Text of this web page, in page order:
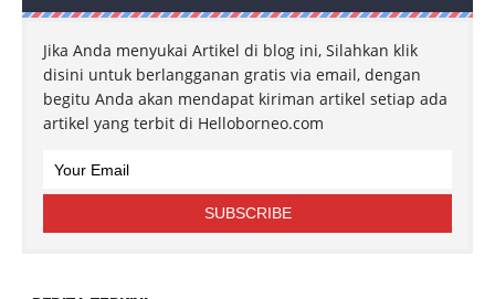
Jika Anda menyukai Artikel di blog ini, Silahkan klik
disini untuk berlangganan gratis via email, dengan
begitu Anda akan mendapat kiriman artikel setiap ada
artikel yang terbit di Helloborneo.com